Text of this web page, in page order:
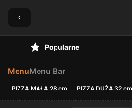
Popularne
MenuMenu Bar
PIZZA MAŁA 28 cm PIZZA DUŻA 32 cm